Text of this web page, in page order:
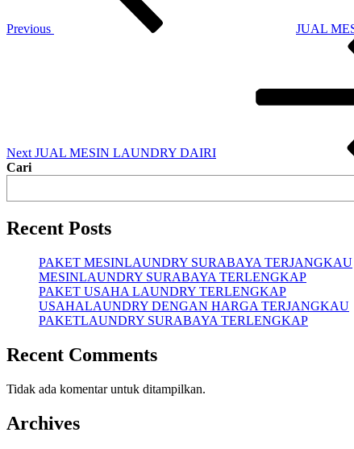
Previous
JUAL
Next JUAL MESIN LAUNDRY DAIRI
Cari
Recent Posts
PAKET MESINLAUNDRY SURABAYA TERJANGKAU
MESINLAUNDRY SURABAYA TERLENGKAP
PAKET USAHA LAUNDRY TERLENGKAP
USAHALAUNDRY DENGAN HARGA TERJANGKAU
PAKETLAUNDRY SURABAYA TERLENGKAP
Recent Comments
Tidak ada komentar untuk ditampilkan.
Archives